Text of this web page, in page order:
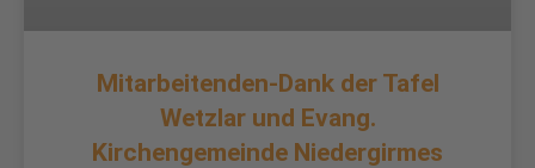
Mitarbeitenden-Dank der Tafel
Wetzlar und Evang.
Kirchengemeinde Niedergirmes